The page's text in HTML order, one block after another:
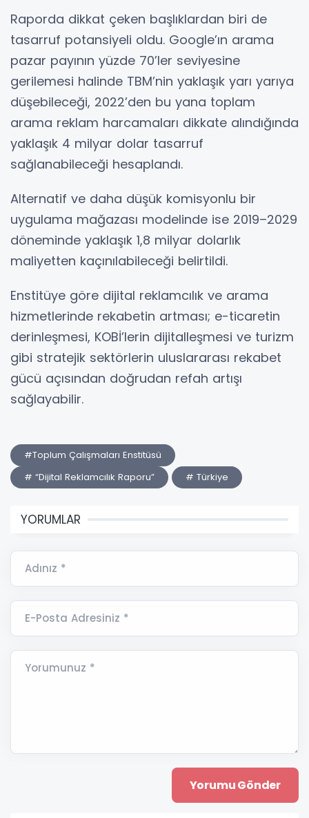
Raporda dikkat çeken başlıklardan biri de
tasarruf potansiyeli oldu. Google’ın arama
pazar payının yüzde 70’ler seviyesine
gerilemesi halinde TBM’nin yaklaşık yarı yarıya
düşebileceği, 2022’den bu yana toplam
arama reklam harcamaları dikkate alındığında
yaklaşık 4 milyar dolar tasarruf
sağlanabileceği hesaplandı.
Alternatif ve daha düşük komisyonlu bir
uygulama mağazası modelinde ise 2019–2029
döneminde yaklaşık 1,8 milyar dolarlık
maliyetten kaçınılabileceği belirtildi.
Enstitüye göre dijital reklamcılık ve arama
hizmetlerinde rekabetin artması; e-ticaretin
derinleşmesi, KOBİ’lerin dijitalleşmesi ve turizm
gibi stratejik sektörlerin uluslararası rekabet
gücü açısından doğrudan refah artışı
sağlayabilir.
#Toplum Çalışmaları Enstitüsü
# “Dijital Reklamcılık Raporu”
# Türkiye
YORUMLAR
Adınız *
E-Posta Adresiniz *
Yorumunuz *